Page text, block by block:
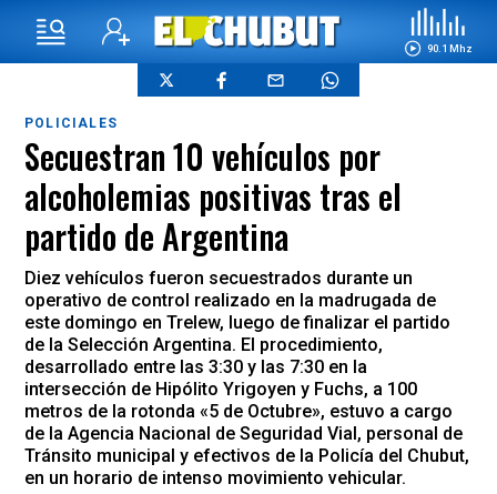
90.1 Mhz
POLICIALES
Secuestran 10 vehículos por
alcoholemias positivas tras el
partido de Argentina
Diez vehículos fueron secuestrados durante un
operativo de control realizado en la madrugada de
este domingo en Trelew, luego de finalizar el partido
de la Selección Argentina. El procedimiento,
desarrollado entre las 3:30 y las 7:30 en la
intersección de Hipólito Yrigoyen y Fuchs, a 100
metros de la rotonda «5 de Octubre», estuvo a cargo
de la Agencia Nacional de Seguridad Vial, personal de
Tránsito municipal y efectivos de la Policía del Chubut,
en un horario de intenso movimiento vehicular.